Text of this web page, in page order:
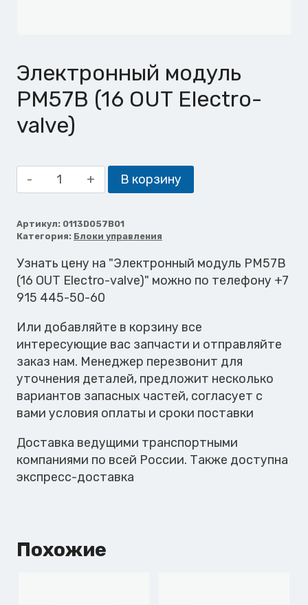
Электронный модуль
PM57B (16 OUT Electro-
valve)
Количество
товара
модуль
PM57B
(16
OUT
Electro-
В корзину
Артикул: 0113D057B01
Категория: Блоки управления
Узнать цену на "Электронный модуль PM57B
(16 OUT Electro-valve)" можно по телефону +7
915 445-50-60
Или добавляйте в корзину все
интересующие вас запчасти и отправляйте
заказ нам. Менеджер перезвонит для
уточнения деталей, предложит несколько
вариантов запасных частей, согласует с
вами условия оплаты и сроки поставки
Доставка ведущими транспортными
компаниями по всей России. Также доступна
экспресс-доставка
Похожие